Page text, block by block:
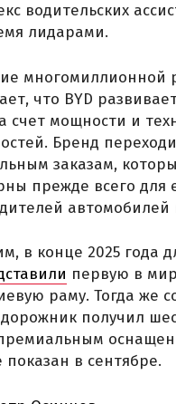
водительских
лидарами.
многомиллионной
что BYD
счет мощности и
Бренд
заказам,
прежде всего для
автомобилей
в конце 2025 года
первую в
раму. Тогда же
получил
в сентябре.